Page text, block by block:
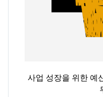
사업 성장을 위한 예